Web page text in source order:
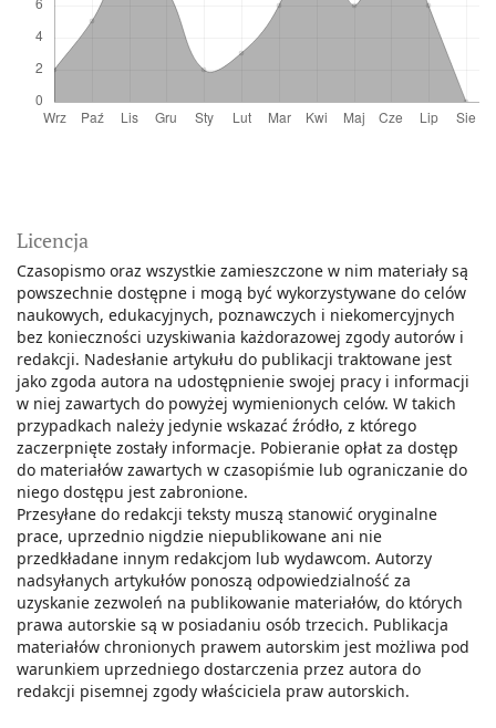
Licencja
Czasopismo oraz wszystkie zamieszczone w nim materiały są
powszechnie dostępne i mogą być wykorzystywane do celów
naukowych, edukacyjnych, poznawczych i niekomercyjnych
bez konieczności uzyskiwania każdorazowej zgody autorów i
redakcji. Nadesłanie artykułu do publikacji traktowane jest
jako zgoda autora na udostępnienie swojej pracy i informacji
w niej zawartych do powyżej wymienionych celów. W takich
przypadkach należy jedynie wskazać źródło, z którego
zaczerpnięte zostały informacje. Pobieranie opłat za dostęp
do materiałów zawartych w czasopiśmie lub ograniczanie do
niego dostępu jest zabronione.
Przesyłane do redakcji teksty muszą stanowić oryginalne
prace, uprzednio nigdzie niepublikowane ani nie
przedkładane innym redakcjom lub wydawcom. Autorzy
nadsyłanych artykułów ponoszą odpowiedzialność za
uzyskanie zezwoleń na publikowanie materiałów, do których
prawa autorskie są w posiadaniu osób trzecich. Publikacja
materiałów chronionych prawem autorskim jest możliwa pod
warunkiem uprzedniego dostarczenia przez autora do
redakcji pisemnej zgody właściciela praw autorskich.